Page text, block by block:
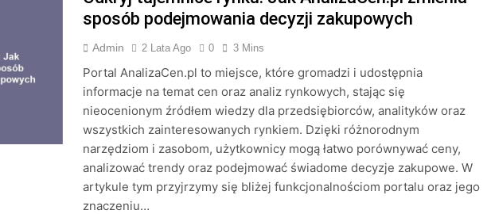
sposób podejmowania decyzji zakupowych
Admin 2 Lata Ago 0 3 Mins
Portal AnalizaCen.pl to miejsce, które gromadzi i udostępnia
informacje na temat cen oraz analiz rynkowych, stając się
nieocenionym źródłem wiedzy dla przedsiębiorców, analityków oraz
wszystkich zainteresowanych rynkiem. Dzięki różnorodnym
narzędziom i zasobom, użytkownicy mogą łatwo porównywać ceny,
analizować trendy oraz podejmować świadome decyzje zakupowe. W
artykule tym przyjrzymy się bliżej funkcjonalnościom portalu oraz jego
znaczeniu…